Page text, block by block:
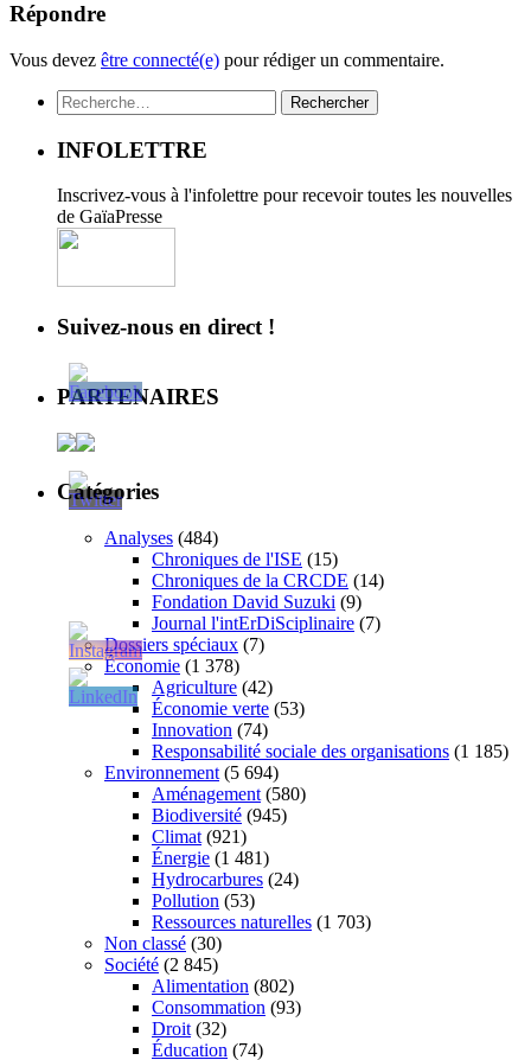
Répondre
Vous devez être connecté(e) pour rédiger un commentaire.
Rechercher :
INFOLETTRE
Inscrivez-vous à l'infolettre pour recevoir toutes les nouvelles
de GaïaPresse
Suivez-nous en direct !
PARTENAIRES
Catégories
Analyses (484)
Chroniques de l'ISE (15)
Chroniques de la CRCDE (14)
Fondation David Suzuki (9)
Journal l'intErDiSciplinaire (7)
Dossiers spéciaux (7)
Économie (1 378)
Agriculture (42)
Économie verte (53)
Innovation (74)
Responsabilité sociale des organisations (1 185)
Environnement (5 694)
Aménagement (580)
Biodiversité (945)
Climat (921)
Énergie (1 481)
Hydrocarbures (24)
Pollution (53)
Ressources naturelles (1 703)
Non classé (30)
Société (2 845)
Alimentation (802)
Consommation (93)
Droit (32)
Éducation (74)